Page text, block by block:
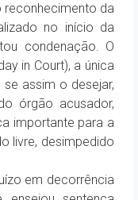
reconhecimento da
no início da
condenação. O
in Court), a única
assim o desejar,
órgão acusador,
importante para a
livre, desimpedido
em decorrência